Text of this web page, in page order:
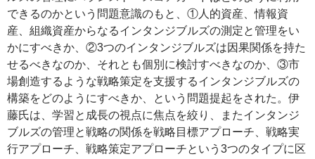
できるのかという問題意識のもと、①人的資産、情報資
産、組織資産からなるインタンジブルズの測定と管理をい
かにすべきか、②3つのインタンジブルズは因果関係を持た
せるべきなのか、それとも個別に検討すべきなのか、③市
場創造するような戦略策定を支援するインタンジブルズの
構築をどのようにすべきか、という問題提起をされた。伊
藤氏は、学習と成長の視点に焦点を絞り、またインタンジ
ブルズの管理と戦略の関係を戦略目標アプローチ、戦略実
行アプローチ、戦略策定アプローチという3つのタイプに区